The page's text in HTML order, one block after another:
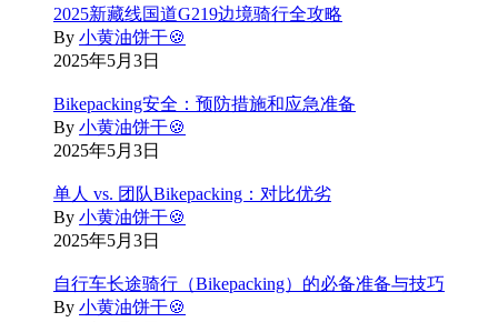
2025新藏线国道G219边境骑行全攻略
By 小黄油饼干🍪
2025年5月3日
Bikepacking安全：预防措施和应急准备
By 小黄油饼干🍪
2025年5月3日
单人 vs. 团队Bikepacking：对比优劣
By 小黄油饼干🍪
2025年5月3日
自行车长途骑行（Bikepacking）的必备准备与技巧
By 小黄油饼干🍪